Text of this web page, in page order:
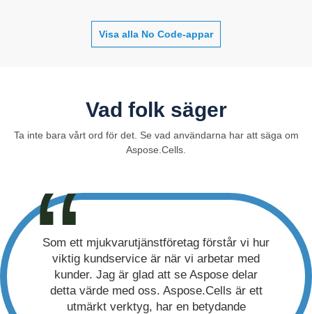
Visa alla No Code-appar
Vad folk säger
Ta inte bara vårt ord för det. Se vad användarna har att säga om
Aspose.Cells.
förstår vi hur
är när vi arbetar med
är glad att se Aspose delar
med oss. Aspose.Cells är ett
har en betydande
Aspose produktsvit
oöverträffad. Vi hade inte
gjorde utan denna
Dr. Dan Patterson |